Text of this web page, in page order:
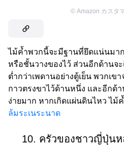
© Amazon カスタ
ไม้ค้ำพวกนี้จะมีฐานที่ยึดแน่นมา
หรือชั้นวางของไว้ ส่วนอีกด้านจ
ต่ำกว่าเพดานอย่างตู้เย็น พวกเ
กาวตรงขาไว้ด้านหนึ่ง และอีกด้
ง่ายมาก หากเกิดแผ่นดินไหว ไม้
ล้มระเนระนาด
10. ครัวของชาวญี่ปุ่น